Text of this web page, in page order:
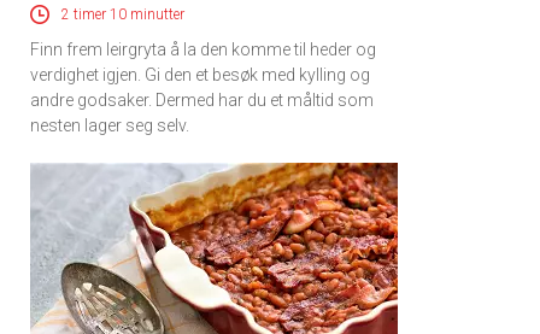
2 timer 10 minutter
Finn frem leirgryta å la den komme til heder og
verdighet igjen. Gi den et besøk med kylling og
andre godsaker. Dermed har du et måltid som
nesten lager seg selv.